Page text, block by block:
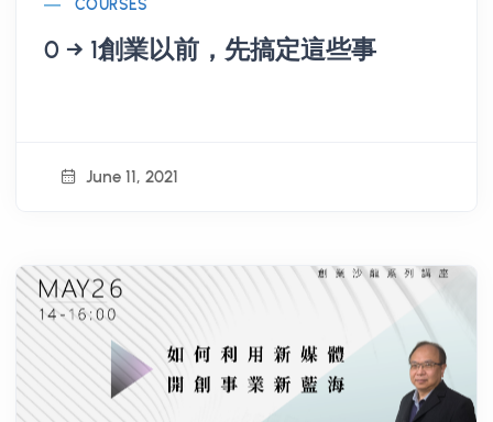
COURSES
0 → 1創業以前，先搞定這些事
June 11, 2021